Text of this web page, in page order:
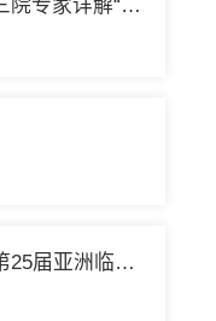
打造一站式诊疗北医三院专家详解“控糖”新模式
北医三院药学部参加第25届亚洲临床药学大会